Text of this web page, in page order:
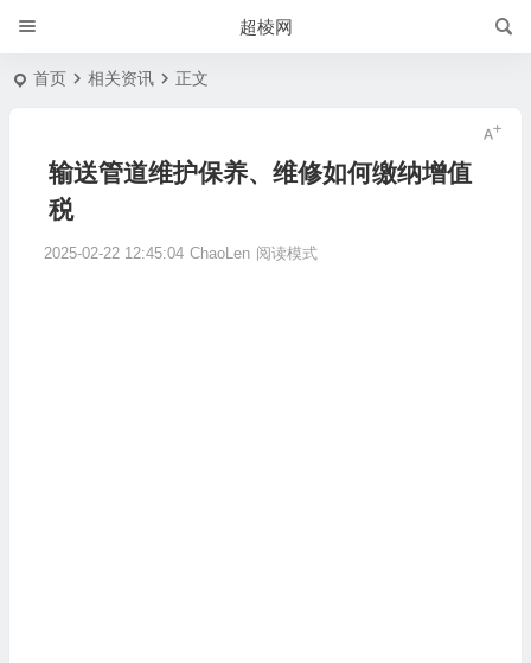
超棱网
首页 相关资讯 正文
输送管道维护保养、维修如何缴纳增值
税
2025-02-22 12:45:04 ChaoLen 阅读模式